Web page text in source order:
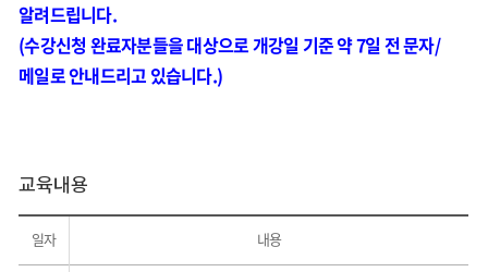
알려드립니다.
(수강신청 완료자분들을 대상으로 개강일 기준 약 7일 전 문자/
메일로 안내드리고 있습니다.)
교육내용
일자 내용